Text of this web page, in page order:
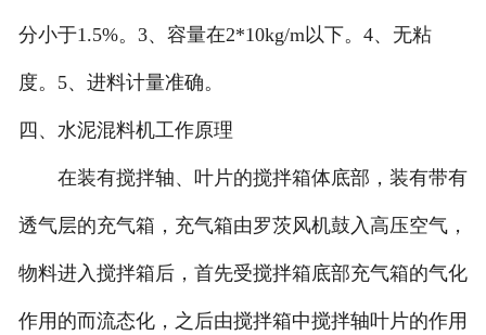
分小于1.5%。3、容量在2*10kg/m以下。4、无粘
度。5、进料计量准确。
四、水泥混料机工作原理
在装有搅拌轴、叶片的搅拌箱体底部，装有带有
透气层的充气箱，充气箱由罗茨风机鼓入高压空气，
物料进入搅拌箱后，首先受搅拌箱底部充气箱的气化
作用的而流态化，之后由搅拌箱中搅拌轴叶片的作用